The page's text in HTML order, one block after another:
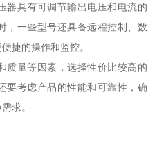
器具有可调节输出电压和电流的
，一些型号还具备远程控制、数
捷的操作和监控。
质量等因素，选择性价比较高的
要考虑产品的性能和可靠性，确
求。